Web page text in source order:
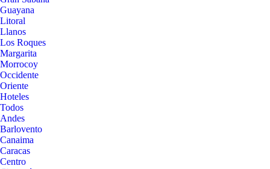
Guayana
Litoral
Llanos
Los Roques
Margarita
Morrocoy
Occidente
Oriente
Hoteles
Todos
Andes
Barlovento
Canaima
Caracas
Centro